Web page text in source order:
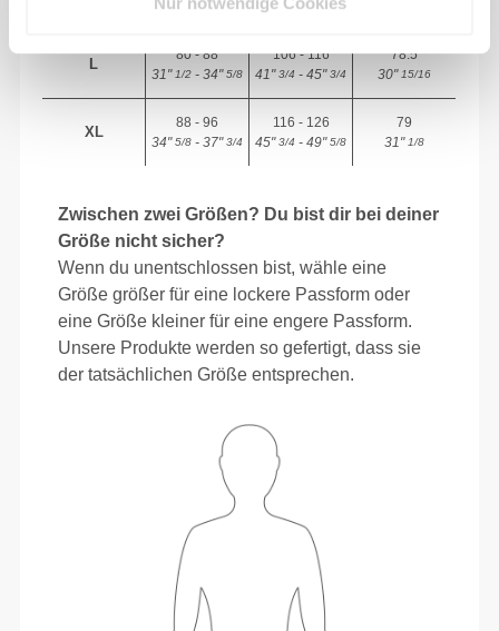
28"3/8- 31"1/2
38"5/8- 41" 3/4
L
80 - 88
31"1/2 - 34"5/8
106 - 116
41"3/4 - 45"3/4
78.5
30"15/16
XL
88 - 96
34"5/8 - 37"3/4
116 - 126
45"3/4 - 49"5/8
79
31"1/8
Zwischen zwei Größen? Du bist dir bei deiner
Größe nicht sicher?
Wenn du unentschlossen bist, wähle eine
Größe größer für eine lockere Passform oder
eine Größe kleiner für eine engere Passform.
Unsere Produkte werden so gefertigt, dass sie
der tatsächlichen Größe entsprechen.